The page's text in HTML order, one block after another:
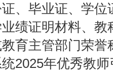
、毕业证、学
绩证明材料、
育主管部门荣
2025年优秀教